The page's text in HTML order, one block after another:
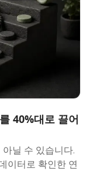
40%대로 끌어
닐 수 있습니다.
이터로 확인한 연